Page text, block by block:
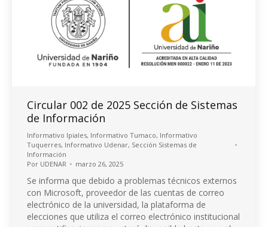
Circular 002 de 2025 Sección de Sistemas
de Información
Informativo Ipiales, Informativo Tumaco, Informativo
Tuquerres, Informativo Udenar, Sección Sistemas de
Información
Por UDENAR marzo 26, 2025
Se informa que debido a problemas técnicos externos
con Microsoft, proveedor de las cuentas de correo
electrónico de la universidad, la plataforma de
elecciones que utiliza el correo electrónico institucional